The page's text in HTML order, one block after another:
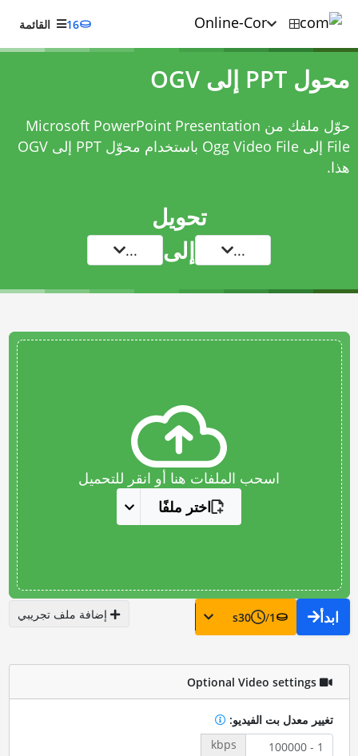
16 القائمة
محول PPT إلى OGV
حوّل ملفك من Microsoft PowerPoint Presentation
File إلى Ogg Video File باستخدام
محوّل PPT إلى OGV
هذا.
تحويل
... إلى ...
اسحب الملفات هنا أو انقر للتحميل
اختر ملفًا
ابدأ 1
/
30
s إضافة ملف تجريبي
Optional Video settings
تغيير معدل بت الفيديو:
kbps